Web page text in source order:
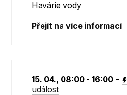
Havárie vody
Přejít na více informací
15. 04., 08:00 - 16:00 -
událost